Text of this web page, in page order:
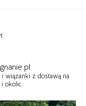
wiązanki z dostawą na
okolic.